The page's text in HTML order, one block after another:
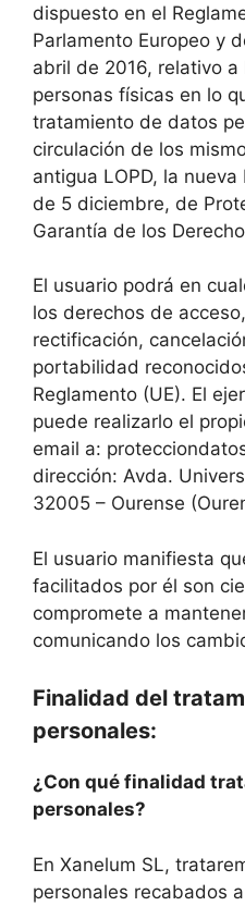
dispuesto en el
Parlamento Europeo y
abril de 2016, relativo
personas físicas en lo
tratamiento de datos
circulación de los
antigua LOPD, la
de 5 diciembre, de
Garantía de los
El usuario podrá en
los derechos de
rectificación,
portabilidad
Reglamento (UE). El
puede realizarlo el
email a:
dirección: Avda.
32005 – Ourense
El usuario manifiesta
facilitados por él son
compromete a
comunicando los
Finalidad del
personales:
¿Con qué finalidad
personales?
En Xanelum SL,
personales recabados